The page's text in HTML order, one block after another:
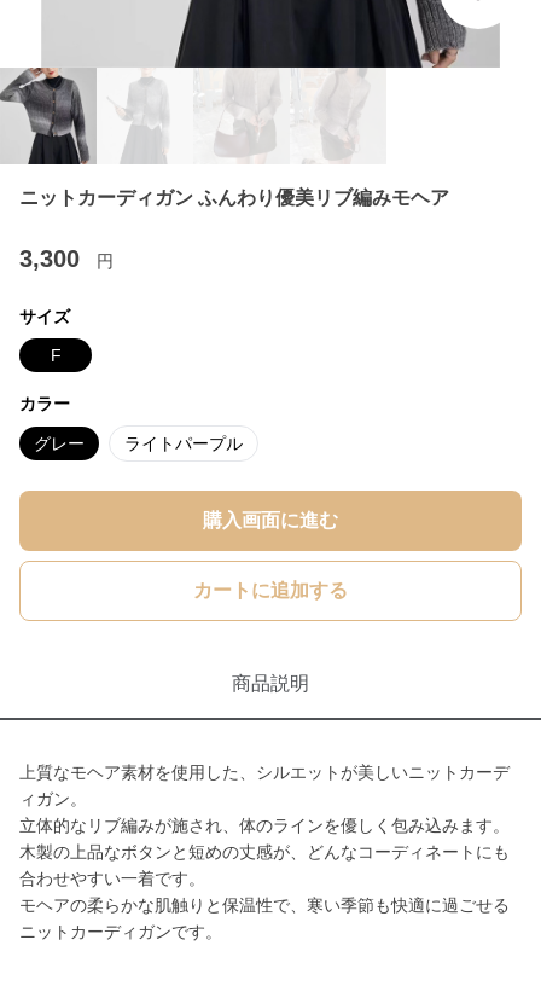
ニットカーディガン ふんわり優美リブ編みモヘア
3,300 円
サイズ
F
カラー
グレー ライトパープル
購入画面に進む
カートに追加する
商品説明
上質なモヘア素材を使用した、シルエットが美しいニットカーデ
ィガン。
立体的なリブ編みが施され、体のラインを優しく包み込みます。
木製の上品なボタンと短めの丈感が、どんなコーディネートにも
合わせやすい一着です。
モヘアの柔らかな肌触りと保温性で、寒い季節も快適に過ごせる
ニットカーディガンです。